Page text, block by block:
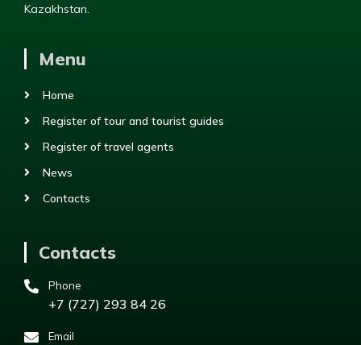
Kazakhstan.
Menu
Home
Register of tour and tourist guides
Register of travel agents
News
Contacts
Contacts
Phone
+7 (727) 293 84 26
Email